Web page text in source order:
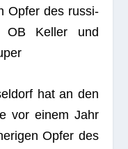
Opfer des rus­si­
OB Kel­ler und
hat an den
vor einem Jahr
Opfer des